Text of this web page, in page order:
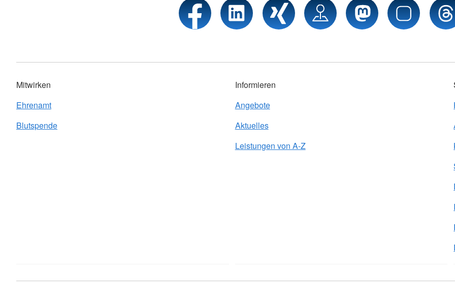
Mitwirken
Ehrenamt
Blutspende
Informieren
Angebote
Aktuelles
Leistungen von A-Z